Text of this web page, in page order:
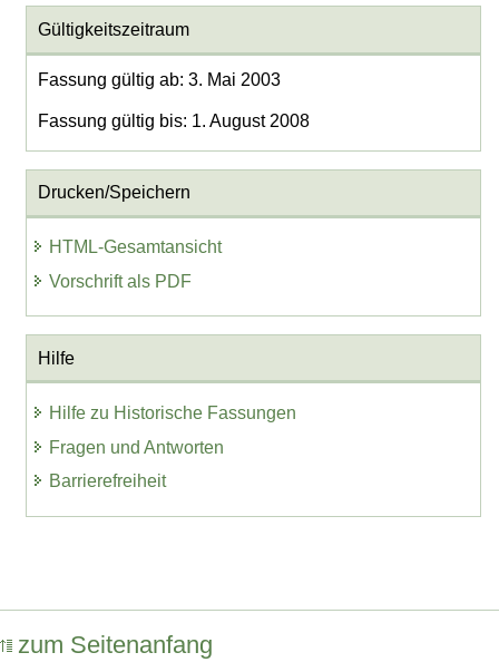
Gültigkeitszeitraum
Fassung gültig ab: 3. Mai 2003
Fassung gültig bis: 1. August 2008
Drucken/Speichern
HTML-Gesamtansicht
Vorschrift als PDF
Hilfe
Hilfe zu Historische Fassungen
Fragen und Antworten
Barrierefreiheit
zum Seitenanfang